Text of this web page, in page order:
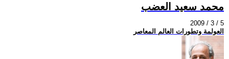
محمد سعيد العضب
2009 / 3 / 5
العولمة وتطورات العالم المعاصر